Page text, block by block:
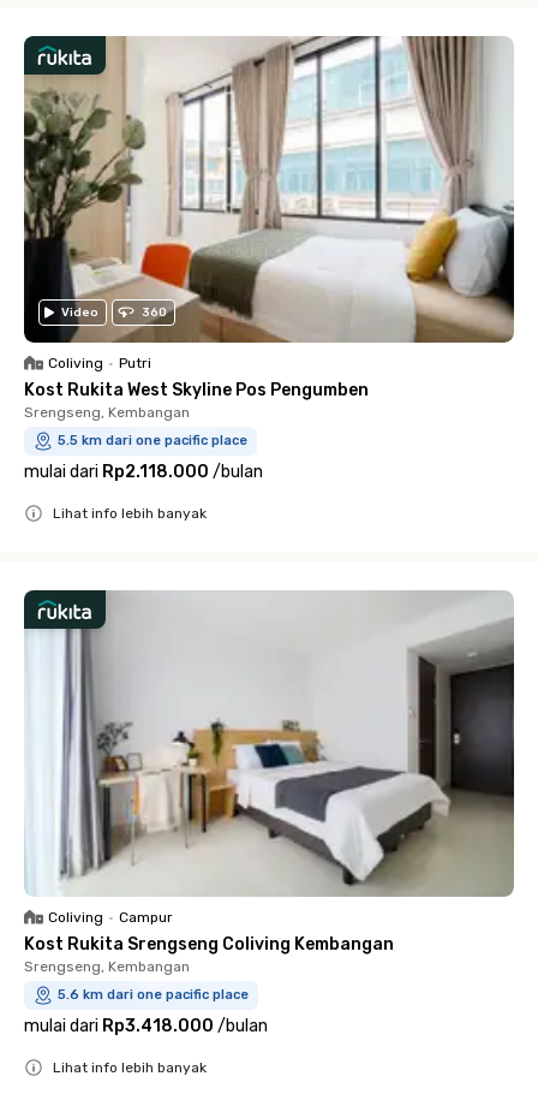
Video 360
Coliving • Putri
Kost Rukita West Skyline Pos Pengumben
Srengseng, Kembangan
5.5 km dari one pacific place
mulai dari Rp2.118.000 /bulan
Lihat info lebih banyak
Coliving • Campur
Kost Rukita Srengseng Coliving Kembangan
Srengseng, Kembangan
5.6 km dari one pacific place
mulai dari Rp3.418.000 /bulan
Lihat info lebih banyak